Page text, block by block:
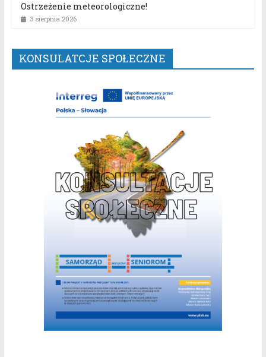
Ostrzeżenie meteorologiczne!
3 sierpnia 2026
KONSULATCJE SPOŁECZNE